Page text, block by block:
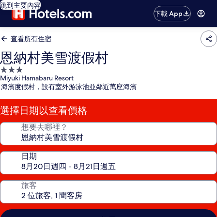
跳到主要內容
下載 App
查看所有住宿
恩納村美雪渡假村
3.0
星
級
住
宿
Miyuki Hamabaru Resort
海濱度假村，設有室外游泳池並鄰近萬座海濱
選擇日期以查看價格
想要去哪裡？
日期
旅客